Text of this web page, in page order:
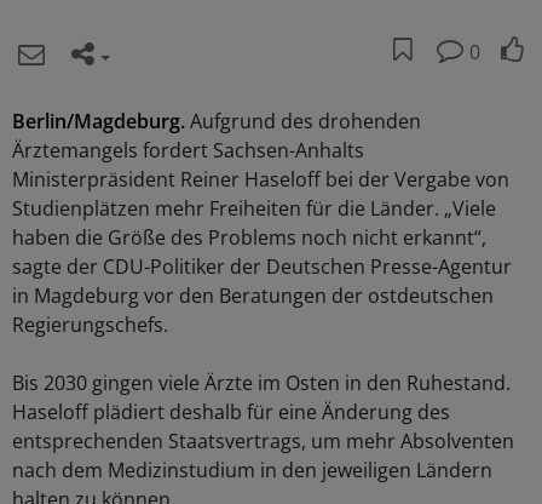
0
Berlin/Magdeburg.Aufgrund des drohenden
Ärztemangels fordert Sachsen-Anhalts
Ministerpräsident Reiner Haseloff bei der Vergabe von
Studienplätzen mehr Freiheiten für die Länder. „Viele
haben die Größe des Problems noch nicht erkannt“,
sagte der CDU-Politiker der Deutschen Presse-Agentur
in Magdeburg vor den Beratungen der ostdeutschen
Regierungschefs.
Bis 2030 gingen viele Ärzte im Osten in den Ruhestand.
Haseloff plädiert deshalb für eine Änderung des
entsprechenden Staatsvertrags, um mehr Absolventen
nach dem Medizinstudium in den jeweiligen Ländern